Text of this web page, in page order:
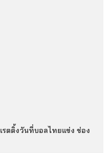
เรตติ้งวันที่บอลไทยแข่ง ช่อง